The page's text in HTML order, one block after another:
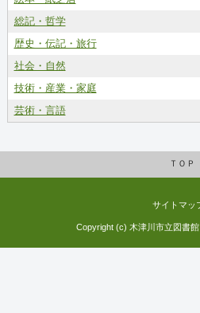
総記・哲学
歴史・伝記・旅行
社会・自然
技術・産業・家庭
芸術・言語
ＴＯＰ
サイトマッ
Copyright (c) 木津川市立図書